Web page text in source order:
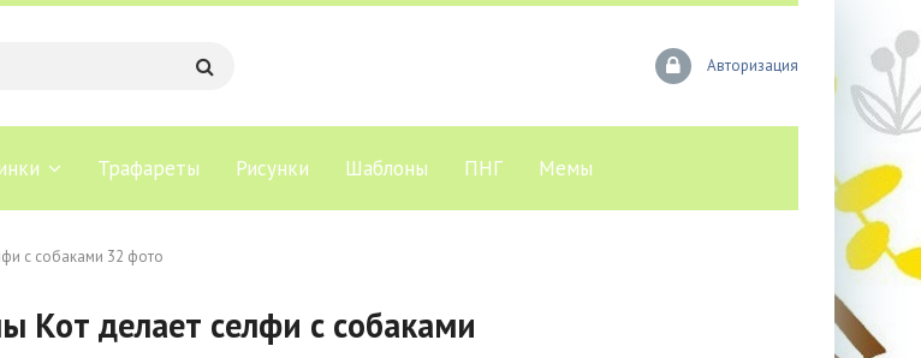
Авторизация
Трафареты Рисунки Шаблоны ПНГ Мемы
с собаками 32 фото
делает селфи с собаками